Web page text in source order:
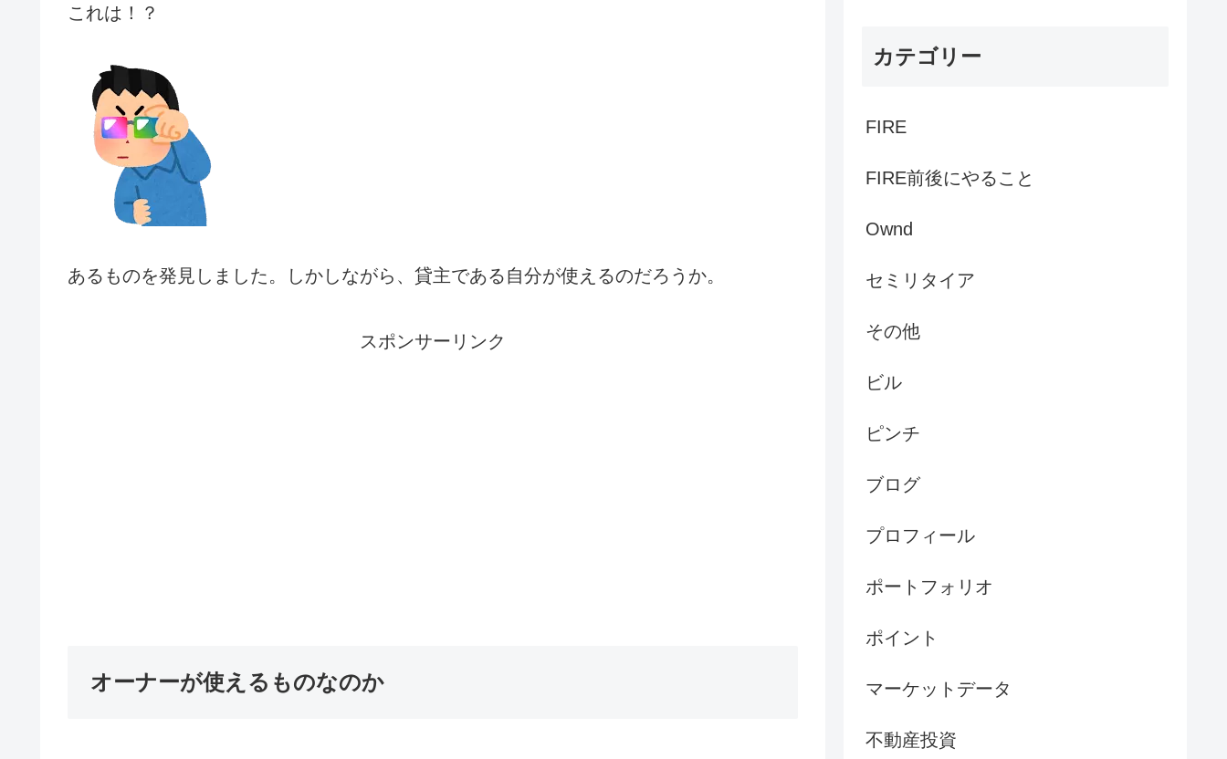
これは！？
あるものを発見しました。しかしながら、貸主である自分が使えるのだろうか。
スポンサーリンク
オーナーが使えるものなのか
カテゴリー
FIRE
FIRE前後にやること
Ownd
セミリタイア
その他
ビル
ピンチ
ブログ
プロフィール
ポートフォリオ
ポイント
マーケットデータ
不動産投資